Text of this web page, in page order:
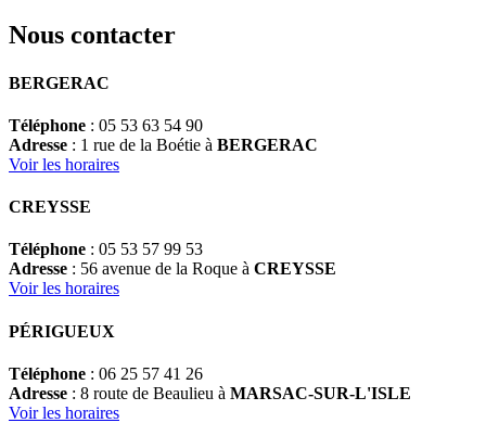
Nous contacter
BERGERAC
Téléphone : 05 53 63 54 90
Adresse : 1 rue de la Boétie à BERGERAC
Voir les horaires
CREYSSE
Téléphone : 05 53 57 99 53
Adresse : 56 avenue de la Roque à CREYSSE
Voir les horaires
PÉRIGUEUX
Téléphone : 06 25 57 41 26
Adresse : 8 route de Beaulieu à MARSAC-SUR-L'ISLE
Voir les horaires